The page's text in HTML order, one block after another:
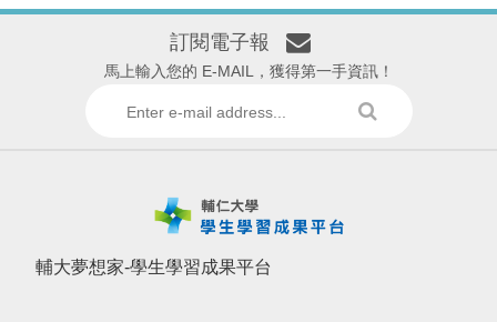
訂閱電子報
馬上輸入您的 E-MAIL，獲得第一手資訊！
輔大夢想家-學生學習成果平台